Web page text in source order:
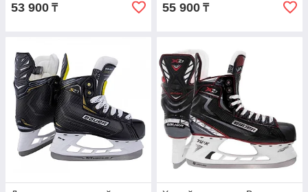
53 900 ₸ 55 900 ₸